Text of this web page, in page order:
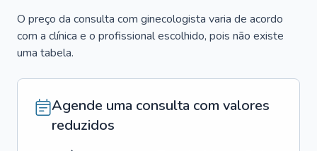
O preço da consulta com ginecologista varia de acordo
com a clínica e o profissional escolhido, pois não existe
uma tabela.
Agende uma consulta com valores
reduzidos